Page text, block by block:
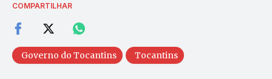
COMPARTILHAR
Governo do Tocantins Tocantins